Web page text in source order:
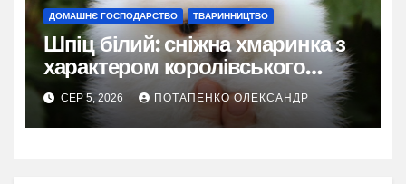
ДОМАШНЄ ГОСПОДАРСТВО ТВАРИННИЦТВО
Шпіц білий: сніжна хмаринка з
характером королівського
фаворита
СЕР 5, 2026 ПОТАПЕНКО ОЛЕКСАНДР